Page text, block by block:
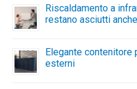
Riscaldamento a
restano asciutti
Elegante contenitore
esterni